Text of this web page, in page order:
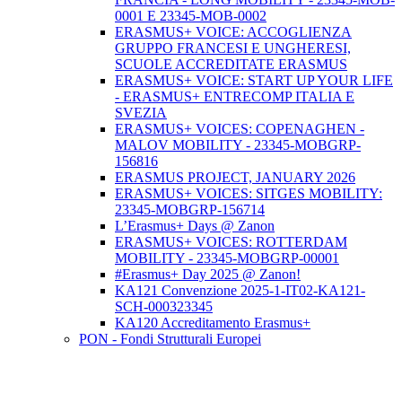
0001 E 23345-MOB-0002
ERASMUS+ VOICE: ACCOGLIENZA
GRUPPO FRANCESI E UNGHERESI,
SCUOLE ACCREDITATE ERASMUS
ERASMUS+ VOICE: START UP YOUR LIFE
- ERASMUS+ ENTRECOMP ITALIA E
SVEZIA
ERASMUS+ VOICES: COPENAGHEN -
MALOV MOBILITY - 23345-MOBGRP-
156816
ERASMUS PROJECT, JANUARY 2026
ERASMUS+ VOICES: SITGES MOBILITY:
23345-MOBGRP-156714
L’Erasmus+ Days @ Zanon
ERASMUS+ VOICES: ROTTERDAM
MOBILITY - 23345-MOBGRP-00001
#Erasmus+ Day 2025 @ Zanon!
KA121 Convenzione 2025-1-IT02-KA121-
SCH-000323345
KA120 Accreditamento Erasmus+
PON - Fondi Strutturali Europei